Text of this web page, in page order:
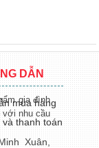
gia đình
với nhu cầu
Xuân,
DẪN
mua hàng
thanh toán